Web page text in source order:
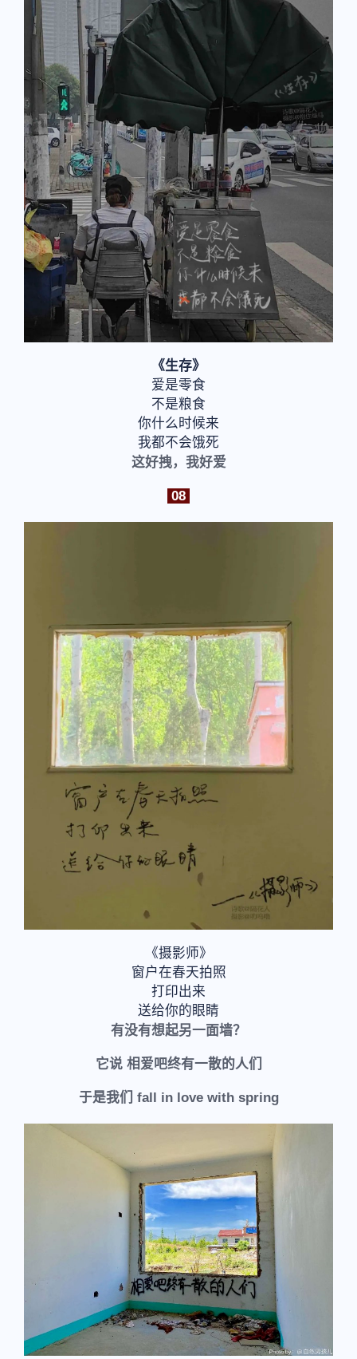
《生存》
爱是零食
不是粮食
你什么时候来
我都不会饿死
这好拽，我好爱
08
《摄影师》
窗户在春天拍照
打印出来
送给你的眼睛
有没有想起另一面墙？
它说 相爱吧终有一散的人们
于是我们 fall in love with spring